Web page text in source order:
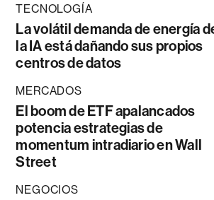
TECNOLOGÍA
La volátil demanda de energía
la IA está dañando sus propios
centros de datos
MERCADOS
El boom de ETF apalancados
potencia estrategias de
momentum intradiario en Wall
Street
NEGOCIOS